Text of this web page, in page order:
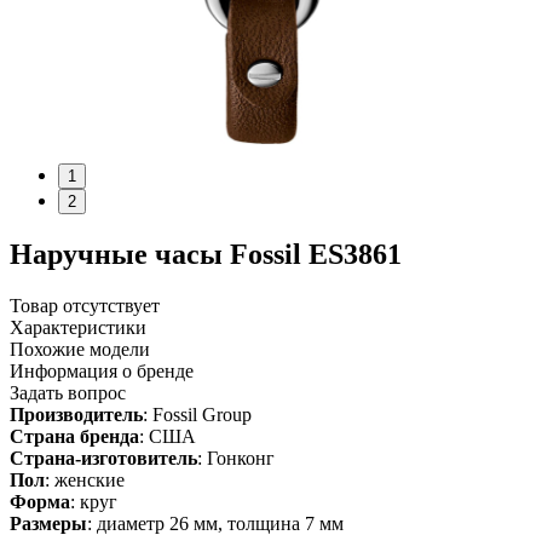
1
2
Наручные часы Fossil ES3861
Товар отсутствует
Характеристики
Похожие модели
Информация о бренде
Задать вопрос
Производитель: Fossil Group
Страна бренда: США
Страна-изготовитель: Гонконг
Пол: женские
Форма: круг
Размеры: диаметр 26 мм, толщина 7 мм